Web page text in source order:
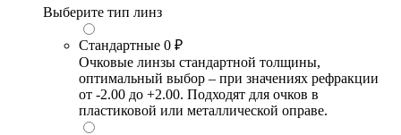
Выберите тип линз
Стандартные 0 ₽
Очковые линзы стандартной толщины,
оптимальный выбор – при значениях рефракции
от -2.00 до +2.00. Подходят для очков в
пластиковой или металлической оправе.